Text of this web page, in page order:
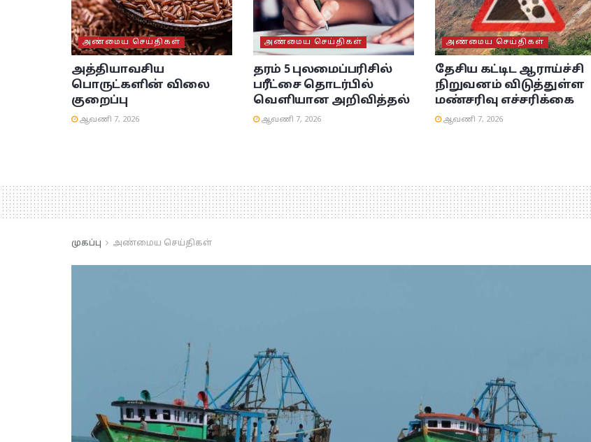
அண்மைய செய்திகள்
அத்தியாவசிய
பொருட்களின் விலை
குறைப்பு
ஆவணி 7, 2026
அண்மைய செய்திகள்
தரம் 5 புலமைப்பரிசில்
பரீட்சை தொடர்பில்
வெளியான அறிவித்தல்
ஆவணி 7, 2026
அண்மைய செய்திகள்
தேசிய கட்டிட ஆராய்ச்சி
நிறுவனம் விடுத்துள்ள
மண்சரிவு எச்சரிக்கை
ஆவணி 7, 2026
முகப்பு அண்மைய செய்திகள்